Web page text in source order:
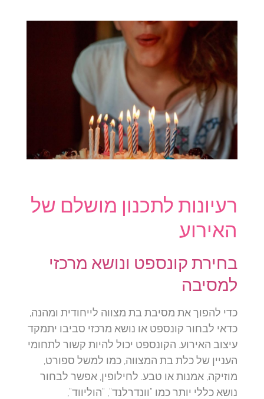
רעיונות לתכנון מושלם של
האירוע
בחירת קונספט ונושא מרכזי
למסיבה
כדי להפוך את מסיבת בת מצווה לייחודית ומהנה,
כדאי לבחור קונספט או נושא מרכזי סביבו יתמקד
עיצוב האירוע. הקונספט יכול להיות קשור לתחומי
העניין של כלת בת המצווה, כמו למשל ספורט,
מוזיקה, אמנות או טבע. לחילופין, אפשר לבחור
נושא כללי יותר כמו "וונדרלנד", "הוליווד",